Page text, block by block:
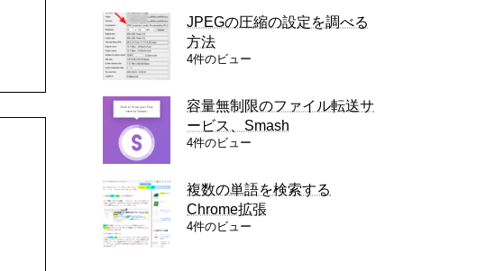
JPEGの圧縮の設定を調べる
方法
4件のビュー
容量無制限のファイル転送サ
ービス、Smash
4件のビュー
複数の単語を検索する
Chrome拡張
4件のビュー